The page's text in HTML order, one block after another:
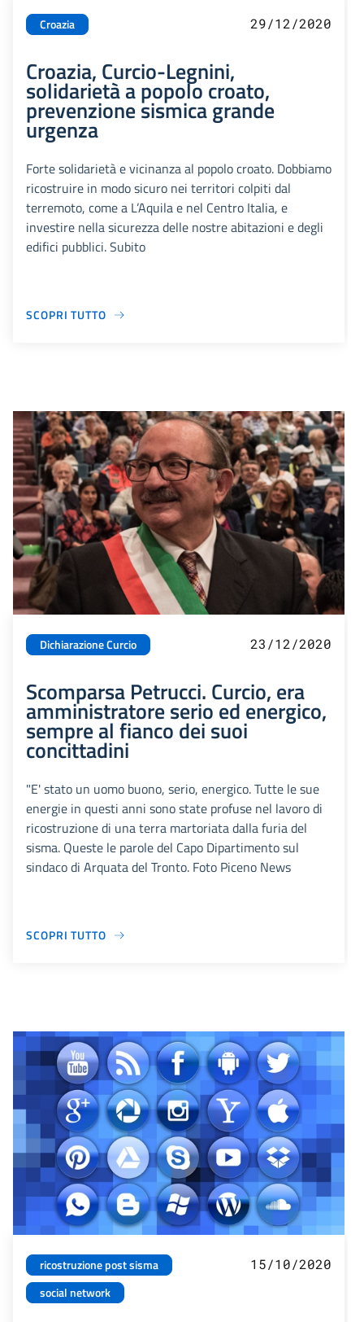
Croazia 29/12/2020
Croazia, Curcio-Legnini,
solidarietà a popolo croato,
prevenzione sismica grande
urgenza
Forte solidarietà e vicinanza al popolo croato. Dobbiamo
ricostruire in modo sicuro nei territori colpiti dal
terremoto, come a L’Aquila e nel Centro Italia, e
investire nella sicurezza delle nostre abitazioni e degli
edifici pubblici. Subito
SCOPRI TUTTO
Dichiarazione Curcio 23/12/2020
Scomparsa Petrucci. Curcio, era
amministratore serio ed energico,
sempre al fianco dei suoi
concittadini
"E' stato un uomo buono, serio, energico. Tutte le sue
energie in questi anni sono state profuse nel lavoro di
ricostruzione di una terra martoriata dalla furia del
sisma. Queste le parole del Capo Dipartimento sul
sindaco di Arquata del Tronto. Foto Piceno News
SCOPRI TUTTO
ricostruzione post sisma
social network
15/10/2020